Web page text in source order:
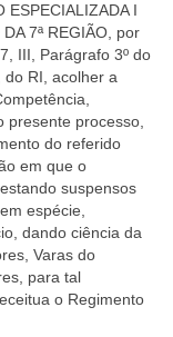
ESPECIALIZADA I
7ª REGIÃO, por
III, Parágrafo 3º do
RI, acolher a
presente processo,
do referido
em que o
suspensos
espécie,
dando ciência da
Varas do
para tal
o Regimento